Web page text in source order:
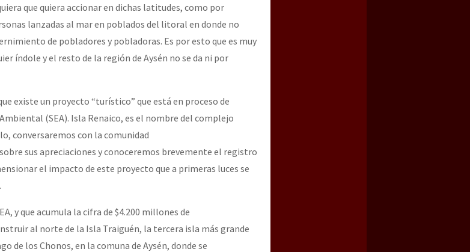
que quiera accionar en dichas latitudes, como por
lanzadas al mar en poblados del litoral en donde no
de pobladores y pobladoras. Es por esto que es muy
índole y el resto de la región de Aysén no se da ni por
existe un proyecto “turístico” que está en proceso de
(SEA). Isla Renaico, es el nombre del complejo
conversaremos con la comunidad
sus apreciaciones y conoceremos brevemente el registro
el impacto de este proyecto que a primeras luces se
y que acumula la cifra de $4.200 millones de
al norte de la Isla Traiguén, la tercera isla más grande
de los Chonos, en la comuna de Aysén, donde se